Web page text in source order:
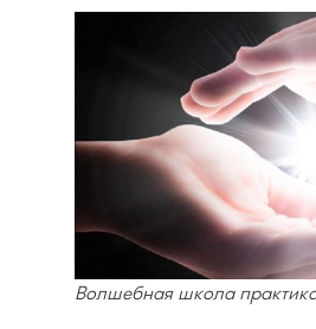
Волшебная школа